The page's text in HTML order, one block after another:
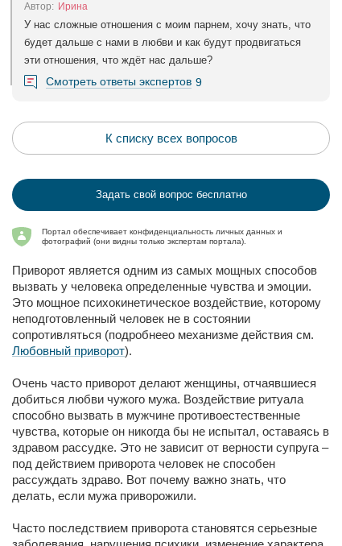
Автор: Ирина
У нас сложные отношения с моим парнем, хочу знать, что
будет дальше с нами в любви и как будут продвигаться
эти отношения, что ждёт нас дальше?
Смотреть ответы экспертов 9
К списку всех вопросов
Задать свой вопрос бесплатно
Портал обеспечивает конфиденциальность личных данных и
фотографий (они видны только экспертам портала).
Приворот является одним из самых мощных способов
вызвать у человека определенные чувства и эмоции.
Это мощное психокинетическое воздействие, которому
неподготовленный человек не в состоянии
сопротивляться (подробнеео механизме действия см.
Любовный приворот).
Очень часто приворот делают женщины, отчаявшиеся
добиться любви чужого мужа. Воздействие ритуала
способно вызвать в мужчине противоестественные
чувства, которые он никогда бы не испытал, оставаясь в
здравом рассудке. Это не зависит от верности супруга –
под действием приворота человек не способен
рассуждать здраво. Вот почему важно знать, что
делать, если мужа приворожили.
Часто последствием приворота становятся серьезные